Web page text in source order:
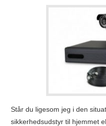
Står du ligesom jeg i den
sikkerhedsudstyr til hjemmet